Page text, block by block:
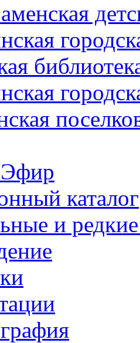
каталог
и